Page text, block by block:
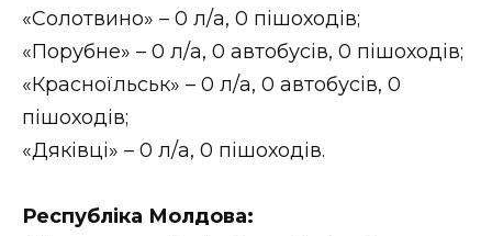
«Солотвино» – 0 л/а, 0 пішоходів;
«Порубне» – 0 л/а, 0 автобусів, 0 пішоходів;
«Красноїльськ» – 0 л/а, 0 автобусів, 0
пішоходів;
«Дяківці» – 0 л/а, 0 пішоходів.
Республіка Молдова: